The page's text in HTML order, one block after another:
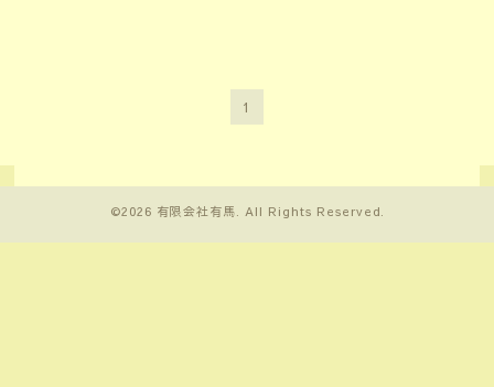
1
©2026 有限会社有馬. All Rights Reserved.